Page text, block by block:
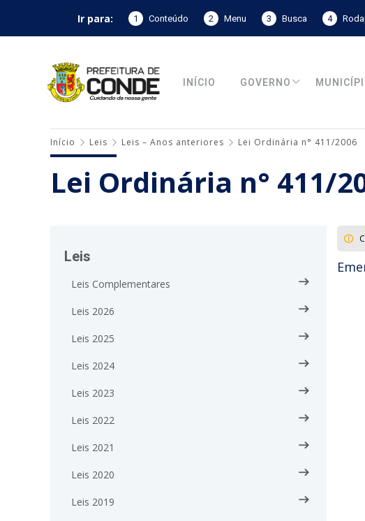
Ir para: 1 Conteúdo 2 Menu 3 Busca 4
INÍCIO GOVERNO
Início Leis Leis – Anos anteriores Lei Ordinária n° 411/2006
Lei Ordinária n° 411/
Leis
Leis Complementares
Leis 2026
Leis 2025
Leis 2024
Leis 2023
Leis 2022
Leis 2021
Leis 2020
Leis 2019